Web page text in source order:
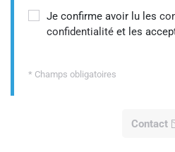
Je confirme avoir lu les
confidentialité et les
* Champs obligatoires
Contact